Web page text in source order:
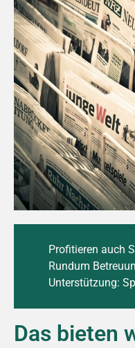
Profitieren auch
Rundum
Unterstützung:
Das bieten